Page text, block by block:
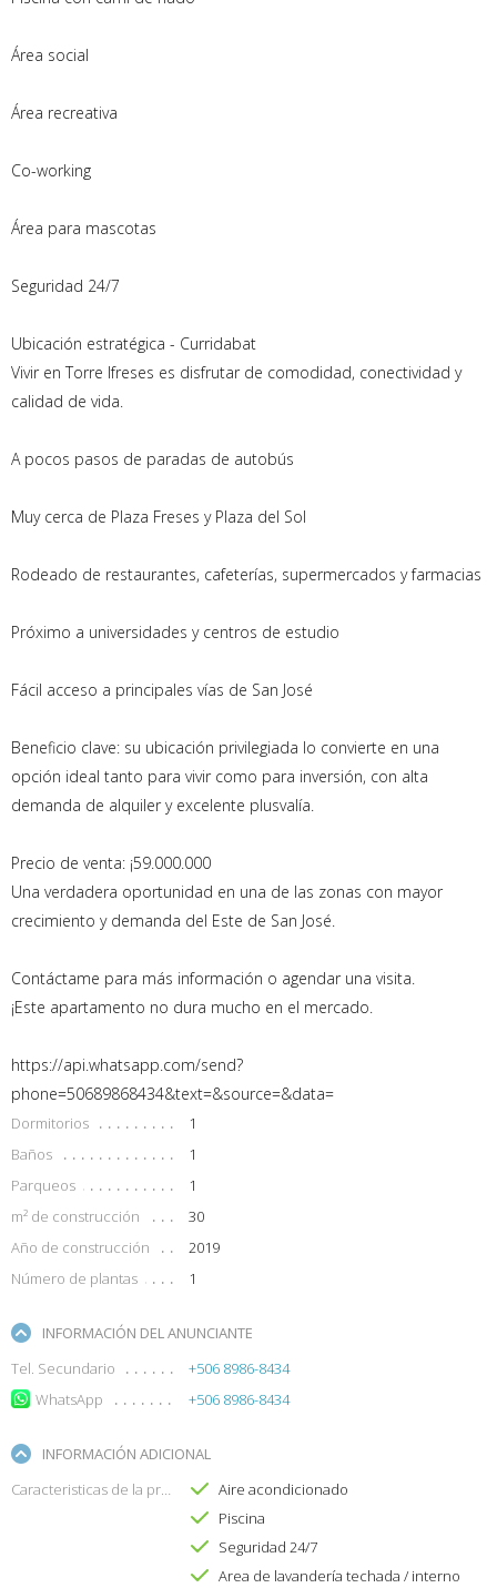
Área social
Área recreativa
Co-working
Área para mascotas
Seguridad 24/7
Ubicación estratégica - Curridabat
Vivir en Torre Ifreses es disfrutar de comodidad, conectividad y
calidad de vida.
A pocos pasos de paradas de autobús
Muy cerca de Plaza Freses y Plaza del Sol
Rodeado de restaurantes, cafeterías, supermercados y farmacias
Próximo a universidades y centros de estudio
Fácil acceso a principales vías de San José
Beneficio clave: su ubicación privilegiada lo convierte en una
opción ideal tanto para vivir como para inversión, con alta
demanda de alquiler y excelente plusvalía.
Precio de venta: ¡59.000.000
Una verdadera oportunidad en una de las zonas con mayor
crecimiento y demanda del Este de San José.
Contáctame para más información o agendar una visita.
¡Este apartamento no dura mucho en el mercado.
https://api.whatsapp.com/send?
phone=50689868434&text=&source=&data=
Dormitorios
1
Baños
1
Parqueos
1
m² de construcción
30
Año de construcción
2019
Número de plantas
1
INFORMACIÓN DEL ANUNCIANTE
Tel. Secundario
+506 8986-8434
WhatsApp
+506 8986-8434
INFORMACIÓN ADICIONAL
Caracteristicas de la propiedad
Aire acondicionado
Piscina
Seguridad 24/7
Area de lavandería techada / interno